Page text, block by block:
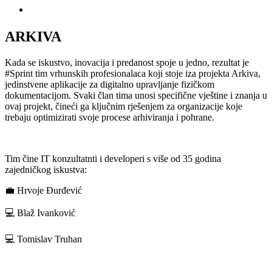
ARKIVA
Kada se iskustvo, inovacija i predanost spoje u jedno, rezultat je
#Sprint tim vrhunskih profesionalaca koji stoje iza projekta Arkiva,
jedinstvene aplikacije za digitalno upravljanje fizičkom
dokumentacijom. Svaki član tima unosi specifične vještine i znanja u
ovaj projekt, čineći ga ključnim rješenjem za organizacije koje
trebaju optimizirati svoje procese arhiviranja i pohrane.
Tim čine IT konzultatnti i developeri s više od 35 godina
zajedničkog iskustva:
‍💼 Hrvoje Đurđević
💻 Blaž Ivanković
💻 Tomislav Truhan